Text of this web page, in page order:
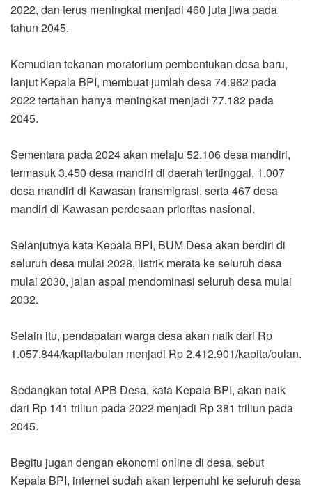
2022, dan terus meningkat menjadi 460 juta jiwa pada
tahun 2045.
Kemudian tekanan moratorium pembentukan desa baru,
lanjut Kepala BPI, membuat jumlah desa 74.962 pada
2022 tertahan hanya meningkat menjadi 77.182 pada
2045.
Sementara pada 2024 akan melaju 52.106 desa mandiri,
termasuk 3.450 desa mandiri di daerah tertinggal, 1.007
desa mandiri di Kawasan transmigrasi, serta 467 desa
mandiri di Kawasan perdesaan prioritas nasional.
Selanjutnya kata Kepala BPI, BUM Desa akan berdiri di
seluruh desa mulai 2028, listrik merata ke seluruh desa
mulai 2030, jalan aspal mendominasi seluruh desa mulai
2032.
Selain itu, pendapatan warga desa akan naik dari Rp
1.057.844/kapita/bulan menjadi Rp 2.412.901/kapita/bulan.
Sedangkan total APB Desa, kata Kepala BPI, akan naik
dari Rp 141 triliun pada 2022 menjadi Rp 381 triliun pada
2045.
Begitu jugan dengan ekonomi online di desa, sebut
Kepala BPI, internet sudah akan terpenuhi ke seluruh desa